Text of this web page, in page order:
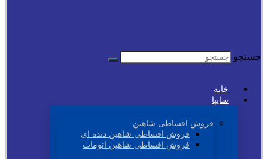
جستجو
خانه
سایپا
فروش اقساطی شاهین
فروش اقساطی شاهین دنده ای
فروش اقساطی شاهین اتومات